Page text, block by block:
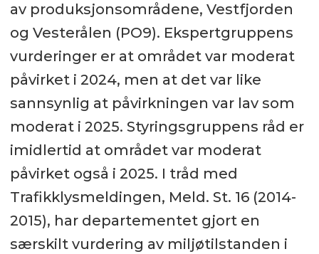
av produksjonsområdene, Vestfjorden
og Vesterålen (PO9). Ekspertgruppens
vurderinger er at området var moderat
påvirket i 2024, men at det var like
sannsynlig at påvirkningen var lav som
moderat i 2025. Styringsgruppens råd er
imidlertid at området var moderat
påvirket også i 2025. I tråd med
Trafikklysmeldingen, Meld. St. 16 (2014-
2015), har departementet gjort en
særskilt vurdering av miljøtilstanden i